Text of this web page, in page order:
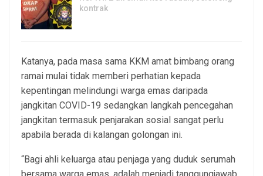
kontrak
Katanya, pada masa sama KKM amat bimbang orang
ramai mulai tidak memberi perhatian kepada
kepentingan melindungi warga emas daripada
jangkitan COVID-19 sedangkan langkah pencegahan
jangkitan termasuk penjarakan sosial sangat perlu
apabila berada di kalangan golongan ini.
“Bagi ahli keluarga atau penjaga yang duduk serumah